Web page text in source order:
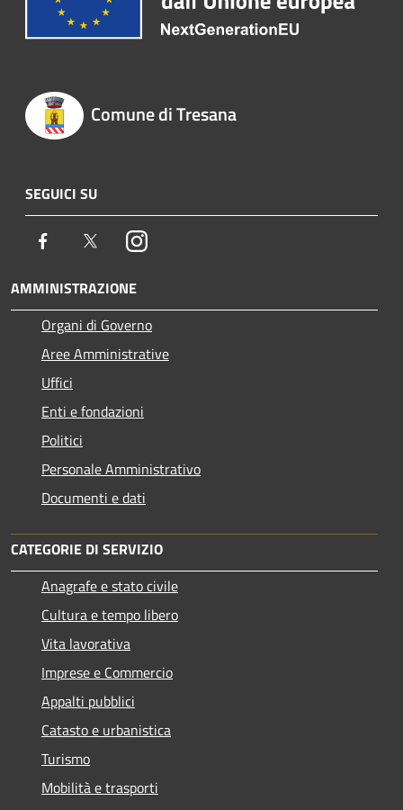
Comune di Tresana
SEGUICI SU
Facebook TwitterInstagram
AMMINISTRAZIONE
Organi di Governo
Aree Amministrative
Uffici
Enti e fondazioni
Politici
Personale Amministrativo
Documenti e dati
CATEGORIE DI SERVIZIO
Anagrafe e stato civile
Cultura e tempo libero
Vita lavorativa
Imprese e Commercio
Appalti pubblici
Catasto e urbanistica
Turismo
Mobilità e trasporti